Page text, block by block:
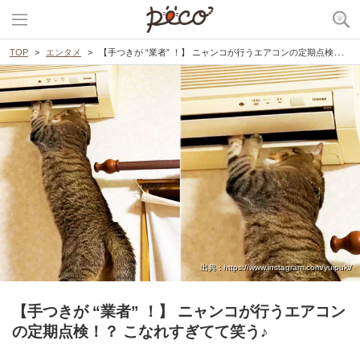
TOP エンタメ 【手つきが “業者” ！】 ニャンコが行うエアコンの定期点検！？ こなれすぎてて笑う♪
出典 : https://www.instagram.com/yuipuki/
【手つきが “業者” ！】 ニャンコが行うエアコン
の定期点検！？ こなれすぎてて笑う♪